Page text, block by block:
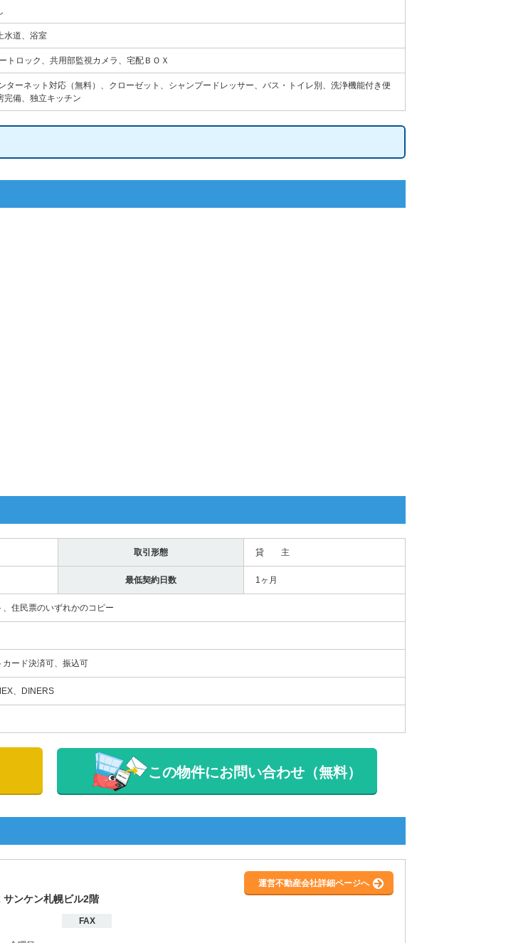
水道、浴室
トロック、共用部監視カメラ、宅配ＢＯＸ
ターネット対応（無料）、クローゼット、シャンプードレッサー、バス・トイレ別、洗浄機能付き便
完備、独立キッチン
取引形態 貸 主
最低契約日数 1ヶ月
住民票のいずれかのコピー
ード決済可、振込可
、DINERS
この物件にお問い合わせ（無料）
ンケン札幌ビル2階
FAX
運営不動産会社詳細ページへ